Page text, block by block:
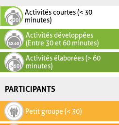
Activités courtes (< 30
minutes)
Activités développées
(Entre 30 et 60 minutes)
Activités élaborées (> 60
minutes)
PARTICIPANTS
Petit groupe (< 30)